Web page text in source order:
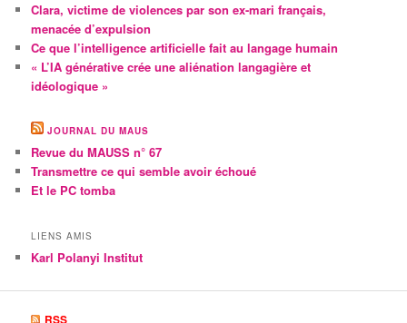
Clara, victime de violences par son ex-mari français,
menacée d’expulsion
Ce que l’intelligence artificielle fait au langage humain
« L’IA générative crée une aliénation langagière et
idéologique »
JOURNAL DU MAUS
Revue du MAUSS n° 67
Transmettre ce qui semble avoir échoué
Et le PC tomba
LIENS AMIS
Karl Polanyi Institut
RSS